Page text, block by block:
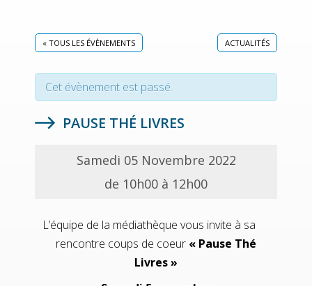
« TOUS LES ÉVÈNEMENTS ACTUALITÉS
Cet évènement est passé.
PAUSE THÉ LIVRES
Samedi 05 Novembre 2022
de 10h00 à 12h00
L’équipe de la médiathèque vous invite à sa
rencontre coups de coeur « Pause Thé
Livres »